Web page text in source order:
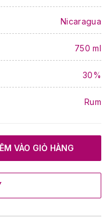
Nicaragua
750 ml
30%
Rum
VÀO GIỎ HÀNG